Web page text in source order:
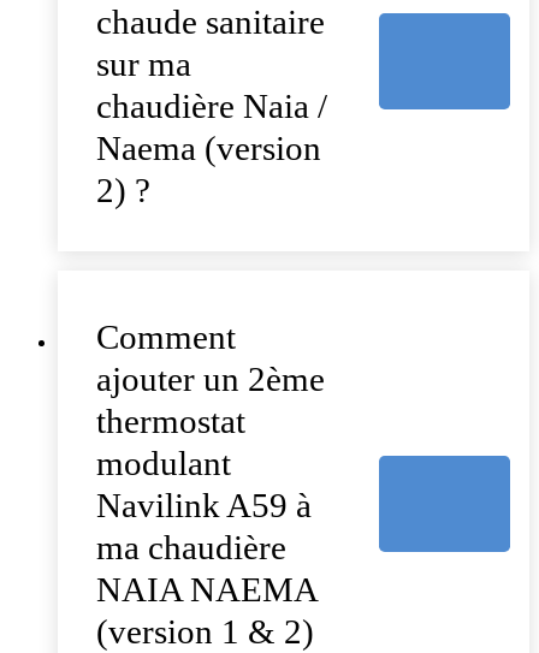
chaude sanitaire
sur ma
chaudière Naia /
Naema (version
2) ?
Comment
ajouter un 2ème
thermostat
modulant
Navilink A59 à
ma chaudière
NAIA NAEMA
(version 1 & 2)